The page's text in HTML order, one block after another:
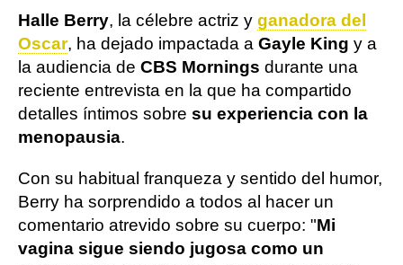
Halle Berry, la célebre actriz y ganadora del
Oscar, ha dejado impactada a Gayle King y a
la audiencia de CBS Mornings durante una
reciente entrevista en la que ha compartido
detalles íntimos sobre su experiencia con la
menopausia.
Con su habitual franqueza y sentido del humor,
Berry ha sorprendido a todos al hacer un
comentario atrevido sobre su cuerpo: "Mi
vagina sigue siendo jugosa como un